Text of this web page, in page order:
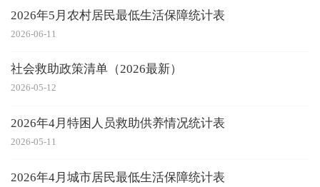
2026年5月农村居民最低生活保障统计表
2026-06-11
社会救助政策清单（2026最新）
2026-05-12
2026年4月特困人员救助供养情况统计表
2026-05-11
2026年4月城市居民最低生活保障统计表